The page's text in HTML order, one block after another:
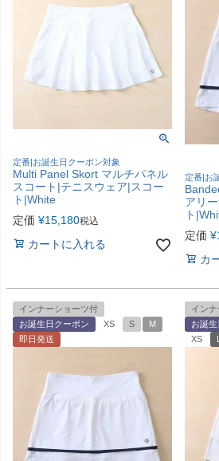
定番|お誕生日クーポン対象
Multi Panel Skort マルチパネル
スコート|テニスウェア|スコー
ト|White
定価 ¥15,180税込
カートに入れる
定番|お
アリ
ト
定価 ¥
カ
インナーショーツ付
お誕生日クーポン
XS S
M
即日発送
イン
お誕
XS